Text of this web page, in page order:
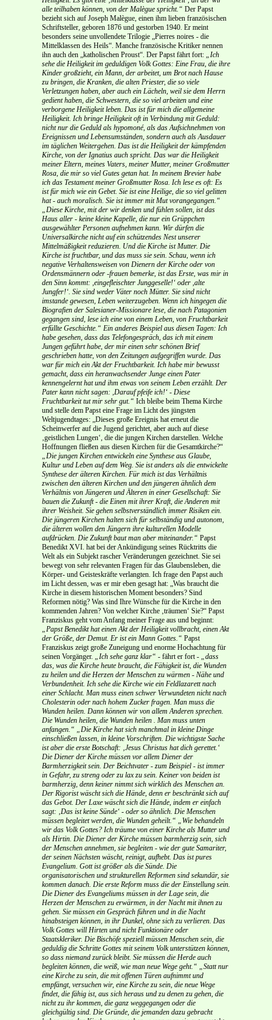
alle teilhaben können, von der Malègue spricht.“ Der Papst
bezieht sich auf Joseph Malègue, einen ihm lieben französischen
Schriftsteller, geboren 1876 und gestorben 1940. Er meint
besonders seine unvollendete Trilogie „Pierres noires - die
Mittelklassen des Heils“. Manche französische Kritiker nennen
ihn auch den „katholischen Proust“. Der Papst fährt fort: „Ich
sehe die Heiligkeit im geduldigen Volk Gottes: Eine Frau, die ihre
Kinder großzieht, ein Mann, der arbeitet, um Brot nach Hause
zu bringen, die Kranken, die alten Priester, die so viele
Verletzungen haben, aber auch ein Lächeln, weil sie dem Herrn
gedient haben, die Schwestern, die so viel arbeiten und eine
verborgene Heiligkeit leben. Das ist für mich die allgemeine
Heiligkeit. Ich bringe Heiligkeit oft in Verbindung mit Geduld:
nicht nur die Geduld als hypomoné, als das Aufsichnehmen von
Ereignissen und Lebensumständen, sondern auch als Ausdauer
im täglichen Weitergehen. Das ist die Heiligkeit der kämpfenden
Kirche, von der Ignatius auch spricht. Das war die Heiligkeit
meiner Eltern, meines Vaters, meiner Mutter, meiner Großmutter
Rosa, die mir so viel Gutes getan hat. In meinem Brevier habe
ich das Testament meiner Großmutter Rosa. Ich lese es oft: Es
ist für mich wie ein Gebet. Sie ist eine Heilige, die so viel gelitten
hat - auch moralisch. Sie ist immer mit Mut vorangegangen.“
„Diese Kirche, mit der wir denken und fühlen sollen, ist das
Haus aller - keine kleine Kapelle, die nur ein Grüppchen
ausgewählter Personen aufnehmen kann. Wir dürfen die
Universalkirche nicht auf ein schützendes Nest unserer
Mittelmäßigkeit reduzieren. Und die Kirche ist Mutter. Die
Kirche ist fruchtbar, und das muss sie sein. Schau, wenn ich
negative Verhaltensweisen von Dienern der Kirche oder von
Ordensmännern oder -frauen bemerke, ist das Erste, was mir in
den Sinn kommt: ,eingefleischter Junggeselle!‘ oder ,alte
Jungfer!‘. Sie sind weder Väter noch Mütter. Sie sind nicht
imstande gewesen, Leben weiterzugeben. Wenn ich hingegen die
Biografien der Salesianer-Missionare lese, die nach Patagonien
gegangen sind, lese ich eine von einem Leben, von Fruchtbarkeit
erfüllte Geschichte.“ Ein anderes Beispiel aus diesen Tagen: Ich
habe gesehen, dass das Telefongespräch, das ich mit einem
Jungen geführt habe, der mir einen sehr schönen Brief
geschrieben hatte, von den Zeitungen aufgegriffen wurde. Das
war für mich ein Akt der Fruchtbarkeit. Ich habe mir bewusst
gemacht, dass ein heranwachsender Junge einen Pater
kennengelernt hat und ihm etwas von seinem Leben erzählt. Der
Pater kann nicht sagen: ,Darauf pfeife ich!‘ - Diese
Fruchtbarkeit tut mir sehr gut.“ Ich bleibe beim Thema Kirche
und stelle dem Papst eine Frage im Licht des jüngsten
Weltjugendtages: „Dieses große Ereignis hat erneut die
Scheinwerfer auf die Jugend gerichtet, aber auch auf diese
‚geistlichen Lungen‘, die die jungen Kirchen darstellen. Welche
Hoffnungen fließen aus diesen Kirchen für die Gesamtkirche?“
„Die jungen Kirchen entwickeln eine Synthese aus Glaube,
Kultur und Leben auf dem Weg. Sie ist anders als die entwickelte
Synthese der älteren Kirchen. Für mich ist das Verhältnis
zwischen den älteren Kirchen und den jüngeren ähnlich dem
Verhältnis von Jüngeren und Älteren in einer Gesellschaft: Sie
bauen die Zukunft - die Einen mit ihrer Kraft, die Anderen mit
ihrer Weisheit. Sie gehen selbstverständlich immer Risiken ein.
Die jüngeren Kirchen halten sich für selbständig und autonom,
die älteren wollen den Jüngern ihre kulturellen Modelle
aufdrücken. Die Zukunft baut man aber miteinander.“ Papst
Benedikt XVI. hat bei der Ankündigung seines Rücktritts die
Welt als ein Subjekt rascher Veränderungen gezeichnet. Sie sei
bewegt von sehr relevanten Fragen für das Glaubensleben, die
Körper- und Geisteskräfte verlangten. Ich frage den Papst auch
im Licht dessen, was er mir eben gesagt hat: „Was braucht die
Kirche in diesem historischen Moment besonders? Sind
Reformen nötig? Was sind Ihre Wünsche für die Kirche in den
kommenden Jahren? Von welcher Kirche ‚träumen‘ Sie?“ Papst
Franziskus geht vom Anfang meiner Frage aus und beginnt:
„Papst Benedikt hat einen Akt der Heiligkeit vollbracht, einen Akt
der Größe, der Demut. Er ist ein Mann Gottes.“ Papst
Franziskus zeigt große Zuneigung und enorme Hochachtung für
seinen Vorgänger. „Ich sehe ganz klar“ - fährt er fort - „dass
das, was die Kirche heute braucht, die Fähigkeit ist, die Wunden
zu heilen und die Herzen der Menschen zu wärmen - Nähe und
Verbundenheit. Ich sehe die Kirche wie ein Feldlazarett nach
einer Schlacht. Man muss einen schwer Verwundeten nicht nach
Cholesterin oder nach hohem Zucker fragen. Man muss die
Wunden heilen. Dann können wir von allem Anderen sprechen.
Die Wunden heilen, die Wunden heilen . Man muss unten
anfangen.“ „Die Kirche hat sich manchmal in kleine Dinge
einschließen lassen, in kleine Vorschriften. Die wichtigste Sache
ist aber die erste Botschaft: ‚Jesus Christus hat dich gerettet.‘
Die Diener der Kirche müssen vor allem Diener der
Barmherzigkeit sein. Der Beichtvater - zum Beispiel - ist immer
in Gefahr, zu streng oder zu lax zu sein. Keiner von beiden ist
barmherzig, denn keiner nimmt sich wirklich des Menschen an.
Der Rigorist wäscht sich die Hände, denn er beschränkt sich auf
das Gebot. Der Laxe wäscht sich die Hände, indem er einfach
sagt: ‚Das ist keine Sünde‘ - oder so ähnlich. Die Menschen
müssen begleitet werden, die Wunden geheilt.“ „Wie behandeln
wir das Volk Gottes? Ich träume von einer Kirche als Mutter und
als Hirtin. Die Diener der Kirche müssen barmherzig sein, sich
der Menschen annehmen, sie begleiten - wie der gute Samariter,
der seinen Nächsten wäscht, reinigt, aufhebt. Das ist pures
Evangelium. Gott ist größer als die Sünde. Die
organisatorischen und strukturellen Reformen sind sekundär, sie
kommen danach. Die erste Reform muss die der Einstellung sein.
Die Diener des Evangeliums müssen in der Lage sein, die
Herzen der Menschen zu erwärmen, in der Nacht mit ihnen zu
gehen. Sie müssen ein Gespräch führen und in die Nacht
hinabsteigen können, in ihr Dunkel, ohne sich zu verlieren. Das
Volk Gottes will Hirten und nicht Funktionäre oder
Staatskleriker. Die Bischöfe speziell müssen Menschen sein, die
geduldig die Schritte Gottes mit seinem Volk unterstützen können,
so dass niemand zurück bleibt. Sie müssen die Herde auch
begleiten können, die weiß, wie man neue Wege geht.“ „Statt nur
eine Kirche zu sein, die mit offenen Türen aufnimmt und
empfängt, versuchen wir, eine Kirche zu sein, die neue Wege
findet, die fähig ist, aus sich heraus und zu denen zu gehen, die
nicht zu ihr kommen, die ganz weggegangen oder die
gleichgültig sind. Die Gründe, die jemanden dazu gebracht